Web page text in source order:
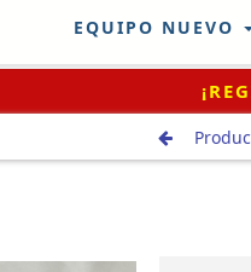
EQUIPO NUEVO